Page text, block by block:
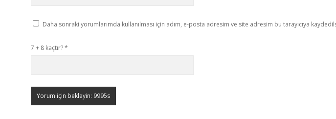
Daha sonraki yorumlarımda kullanılması için adım, e-posta adresim ve site adresim bu tarayıcıya
7 + 8 kaçtır?*